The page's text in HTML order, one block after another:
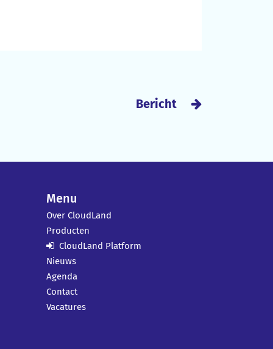
Bericht
Menu
Over CloudLand
Producten
CloudLand Platform
Nieuws
Agenda
Contact
Vacatures